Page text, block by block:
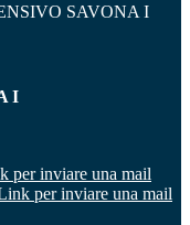
SAVONA I
I
per inviare una mail
per inviare una mail